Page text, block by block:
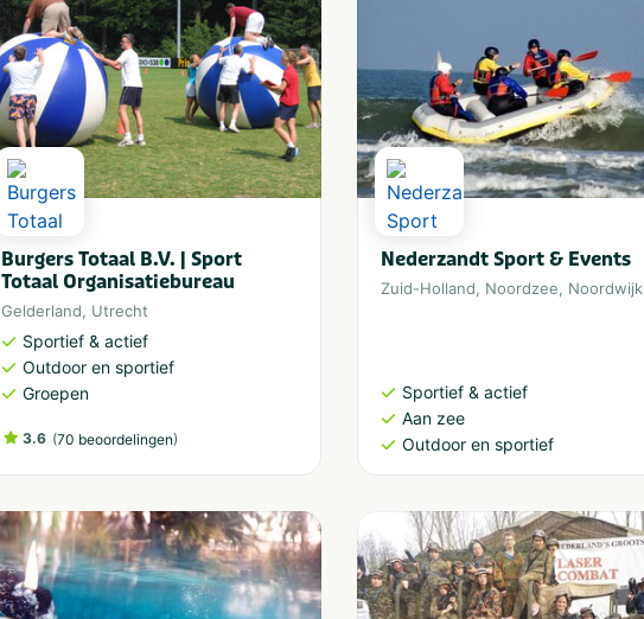
Burgers Totaal B.V. | Sport
Totaal Organisatiebureau
Gelderland, Utrecht
Sportief & actief
Outdoor en sportief
Groepen
3.6 (70 beoordelingen)
Nederzandt Sport & Events
Zuid-Holland, Noordzee, Noordwijk
Sportief & actief
Aan zee
Outdoor en sportief